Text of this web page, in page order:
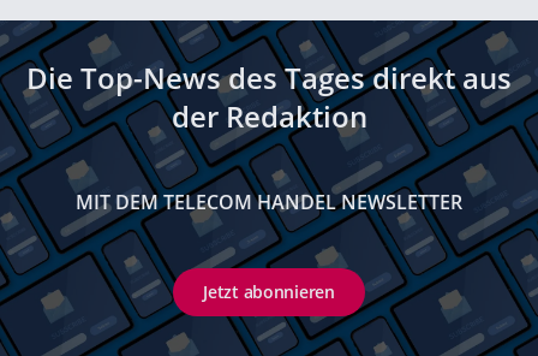
Die Top-News des Tages direkt aus
der Redaktion
MIT DEM TELECOM HANDEL NEWSLETTER
Jetzt abonnieren